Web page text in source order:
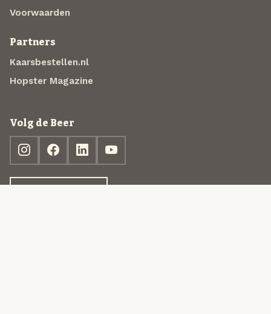
Voorwaarden
Partners
Kaarsbestellen.nl
Hopster Magazine
Volg de Beer